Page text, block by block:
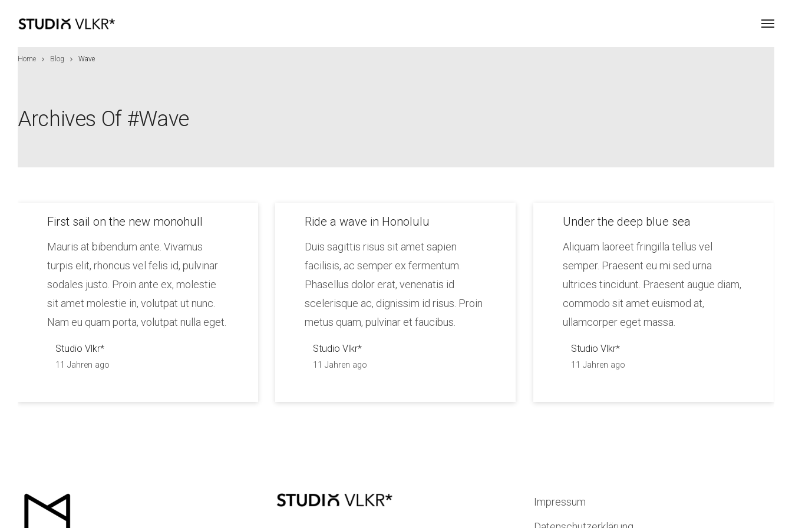
Home Blog Wave
Archives Of #wave
First sail on the new monohull
Mauris at bibendum ante. Vivamus
turpis elit, rhoncus vel felis id, pulvinar
sodales justo. Proin ante ex, molestie
sit amet molestie in, volutpat ut nunc.
Nam eu quam porta, volutpat nulla eget.
Studio Vlkr*
11 Jahren ago
Ride a wave in Honolulu
Duis sagittis risus sit amet sapien
facilisis, ac semper ex fermentum.
Phasellus dolor erat, venenatis id
scelerisque ac, dignissim id risus. Proin
metus quam, pulvinar et faucibus.
Studio Vlkr*
11 Jahren ago
Under the deep blue sea
Aliquam laoreet fringilla tellus vel
semper. Praesent eu mi sed urna
ultrices tincidunt. Praesent augue diam,
commodo sit amet euismod at,
ullamcorper eget massa.
Studio Vlkr*
11 Jahren ago
Impressum